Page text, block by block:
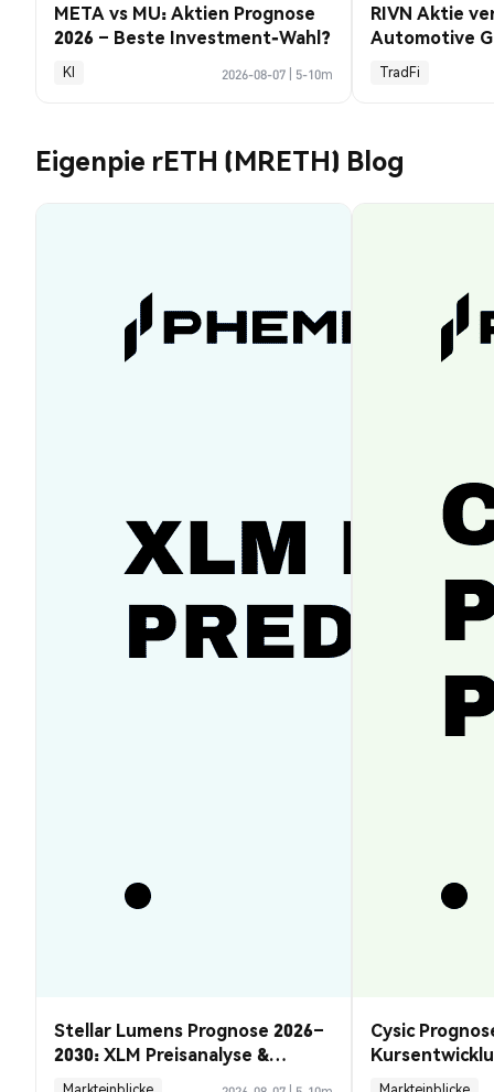
META vs MU: Aktien Prognose
2026 – Beste Investment-Wahl?
KI 2026-08-07 5-10m
RIVN Aktie
Automotive
TradFi
Eigenpie rETH (MRETH) Blog
Stellar Lumens Prognose 2026–
2030: XLM Preisanalyse &
Chancen
Cysic
Guide